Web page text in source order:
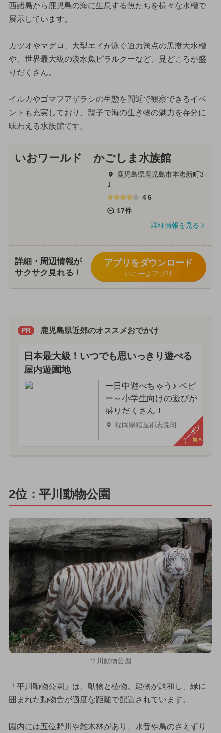
西諸島から鹿児島の海に生息する魚たちを様々な水槽で
展示しています。
カツオやマグロ、大型エイが泳ぐ迫力満点の黒潮大水槽
や、世界最大級の淡水魚ピラルクーなど、見どころが盛
りだくさん。
イルカやゴマフアザラシの生態を間近で観察できるイベ
ントも充実しており、親子で海の生き物の魅力を存分に
味わえる水族館です。
いおワールド かごしま水族館
鹿児島県鹿児島市本港新町3-
1
4.6
17件
詳細情報を見る
詳細・周辺情報が
サクサク見れる！
アプリをダウンロード
いこーよアプリ
PR 鹿児島県近郊のオススメおでかけ
日本最大級！いつでも思いっきり遊べる
屋内遊園地
一日中遊べちゃう♪ ベビ
ー～小学生向けの遊びが
盛りだくさん！
福岡県糟屋郡志免町 クーポン
2位：平川動物公園
平川動物公園
「平川動物公園」は、動物と植物、建物が調和し、緑に
囲まれた動物舎が適度な距離で配置されています。
園内には五位野川や雑木林があり、水音や鳥のさえずり